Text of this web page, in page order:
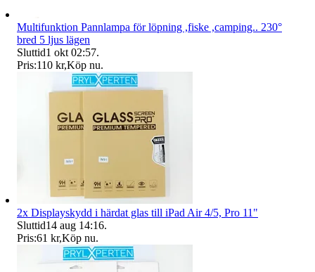
Multifunktion Pannlampa för löpning ,fiske ,camping.. 230°
bred 5 ljus lägen
Sluttid1 okt 02:57.
Pris:110 kr,Köp nu.
2x Displayskydd i härdat glas till iPad Air 4/5, Pro 11"
Sluttid14 aug 14:16.
Pris:61 kr,Köp nu.